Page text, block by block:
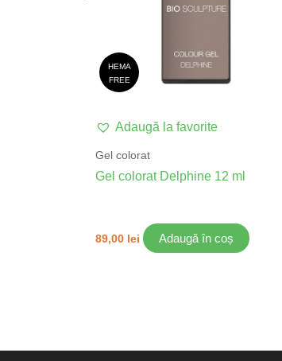
HEMA
FREE
Adaugă la favorite
Gel colorat
Gel colorat Delphine 12 ml
89,00 lei Adaugă în coș